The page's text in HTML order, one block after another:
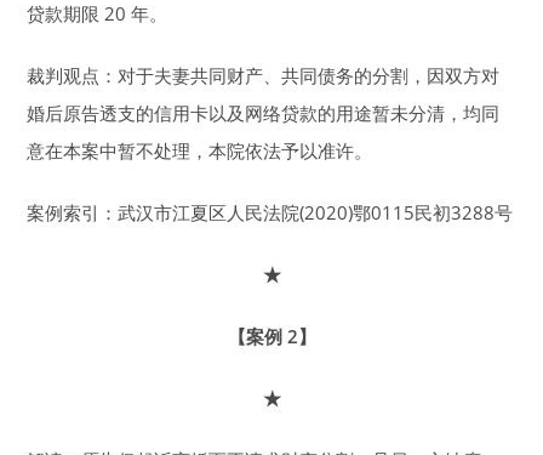
贷款期限 20 年。
裁判观点：对于夫妻共同财产、共同债务的分割，因双方对
婚后原告透支的信用卡以及网络贷款的用途暂未分清，均同
意在本案中暂不处理，本院依法予以准许。
案例索引：武汉市江夏区人民法院(2020)鄂0115民初3288号
★
【案例 2】
★